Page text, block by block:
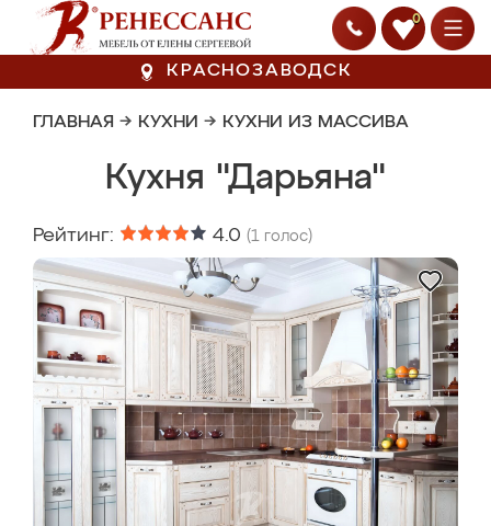
0
КРАСНОЗАВОДСК
ГЛАВНАЯ → КУХНИ → КУХНИ ИЗ МАССИВА
Кухня "Дарьяна"
Рейтинг: 4.0 (1 голос)